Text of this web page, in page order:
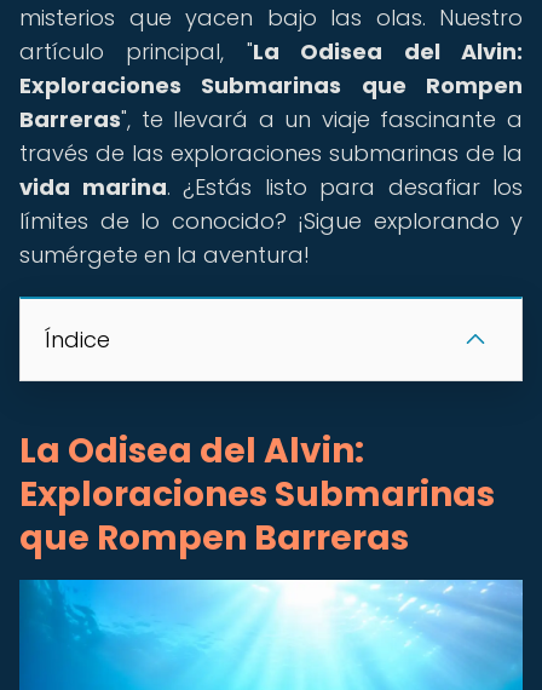
misterios que yacen bajo las olas. Nuestro
artículo principal, "La Odisea del Alvin:
Exploraciones Submarinas que Rompen
Barreras", te llevará a un viaje fascinante a
través de las exploraciones submarinas de la
vida marina. ¿Estás listo para desafiar los
límites de lo conocido? ¡Sigue explorando y
sumérgete en la aventura!
Índice
La Odisea del Alvin:
Exploraciones Submarinas
que Rompen Barreras